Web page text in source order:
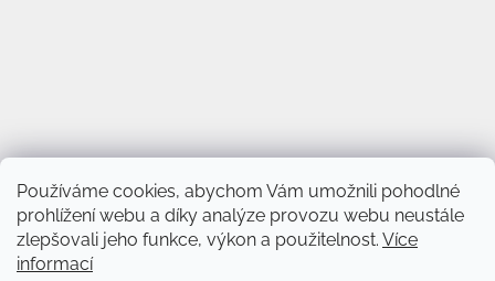
Používáme cookies, abychom Vám umožnili pohodlné
prohlížení webu a díky analýze provozu webu neustále
zlepšovali jeho funkce, výkon a použitelnost. Více
informací